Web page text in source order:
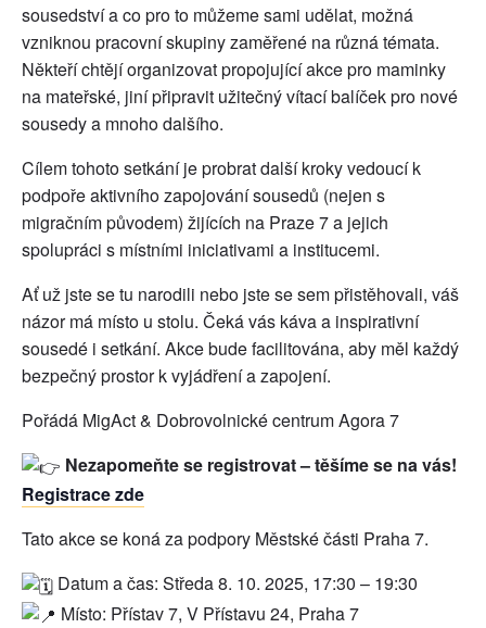
sousedství a co pro to můžeme sami udělat, možná
vzniknou pracovní skupiny zaměřené na různá témata.
Někteří chtějí organizovat propojující akce pro maminky
na mateřské, jiní připravit užitečný vítací balíček pro nové
sousedy a mnoho dalšího.
Cílem tohoto setkání je probrat další kroky vedoucí k
podpoře aktivního zapojování sousedů (nejen s
migračním původem) žijících na Praze 7 a jejich
spolupráci s místními iniciativami a institucemi.
Ať už jste se tu narodili nebo jste se sem přistěhovali, váš
názor má místo u stolu. Čeká vás káva a inspirativní
sousedé i setkání. Akce bude facilitována, aby měl každý
bezpečný prostor k vyjádření a zapojení.
Pořádá MigAct & Dobrovolnické centrum Agora 7
Nezapomeňte se registrovat – těšíme se na vás!
Registrace zde
Tato akce se koná za podpory Městské části Praha 7.
Datum a čas: Středa 8. 10. 2025, 17:30 – 19:30
Místo: Přístav 7, V Přístavu 24, Praha 7